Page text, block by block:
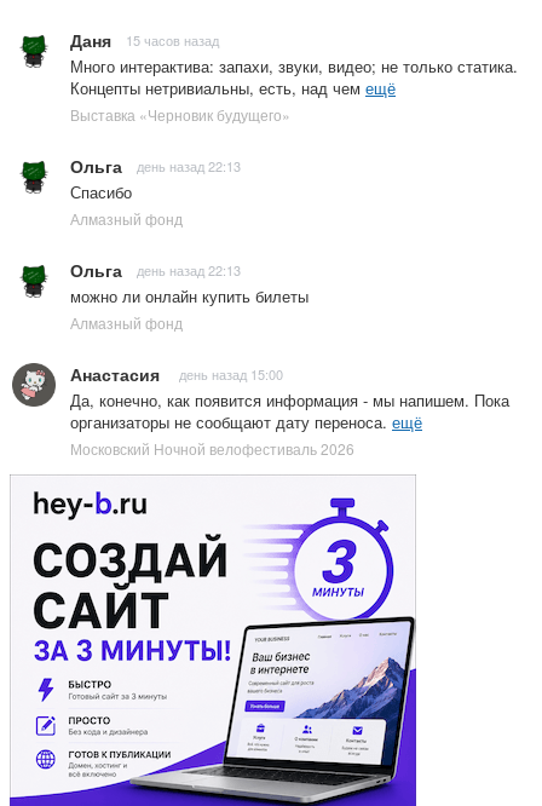
Даня 15 часов назад
Много интерактива: запахи, звуки, видео; не только статика.
Концепты нетривиальны, есть, над чем ещё
Выставка «Черновик будущего»
Ольга день назад 22:13
Спасибо
Алмазный фонд
Ольга день назад 22:13
можно ли онлайн купить билеты
Алмазный фонд
Анастасия день назад 15:00
Да, конечно, как появится информация - мы напишем. Пока
организаторы не сообщают дату переноса. ещё
Московский Ночной велофестиваль 2026